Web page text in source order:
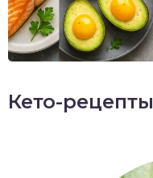
Кето-рецепты